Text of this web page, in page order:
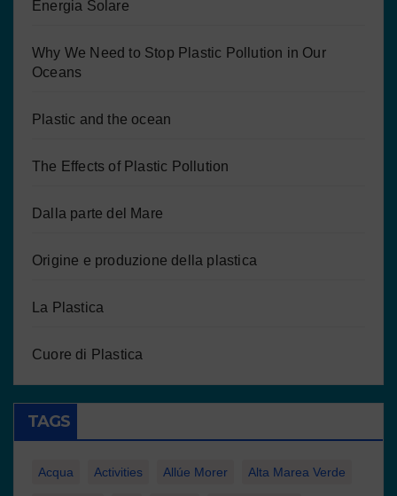
Energia Solare
Why We Need to Stop Plastic Pollution in Our
Oceans
Plastic and the ocean
The Effects of Plastic Pollution
Dalla parte del Mare
Origine e produzione della plastica
La Plastica
Cuore di Plastica
TAGS
Acqua Activities Allúe Morer Alta Marea Verde